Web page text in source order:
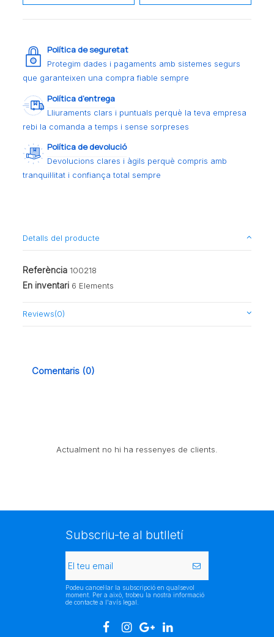
Política de seguretat
Protegim dades i pagaments amb sistemes segurs
que garanteixen una compra fiable sempre
Política d’entrega
Lliuraments clars i puntuals perquè la teva empresa
rebi la comanda a temps i sense sorpreses
Política de devolució
Devolucions clares i àgils perquè compris amb
tranquil·litat i confiança total sempre
Detalls del producte
Referència 100218
En inventari 6 Elements
Reviews(0)
Comentaris (0)
Actualment no hi ha ressenyes de clients.
Subscriu-te al butlletí
Podeu cancel·lar la subscripció en qualsevol
moment. Per a això, trobeu la nostra informació
de contacte a l'avís legal.